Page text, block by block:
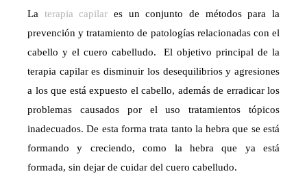
La terapia capilar es un conjunto de métodos para la
prevención y tratamiento de patologías relacionadas con el
cabello y el cuero cabelludo. El objetivo principal de la
terapia capilar es disminuir los desequilibrios y agresiones
a los que está expuesto el cabello, además de erradicar los
problemas causados por el uso tratamientos tópicos
inadecuados. De esta forma trata tanto la hebra que se está
formando y creciendo, como la hebra que ya está
formada, sin dejar de cuidar del cuero cabelludo.